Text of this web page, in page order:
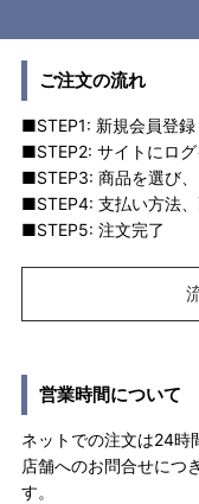
ご注文の流れ
■STEP1: 新規会員登録
■STEP2: サイトにログ
■STEP3: 商品を選び
■STEP4: 支払い方法
■STEP5: 注文完了
営業時間について
ネットでの注文は24時
店舗へのお問合せにつ
す。